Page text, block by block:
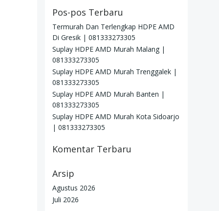
Pos-pos Terbaru
Termurah Dan Terlengkap HDPE AMD
Di Gresik | 081333273305
Suplay HDPE AMD Murah Malang |
081333273305
Suplay HDPE AMD Murah Trenggalek |
081333273305
Suplay HDPE AMD Murah Banten |
081333273305
Suplay HDPE AMD Murah Kota Sidoarjo
| 081333273305
Komentar Terbaru
Arsip
Agustus 2026
Juli 2026